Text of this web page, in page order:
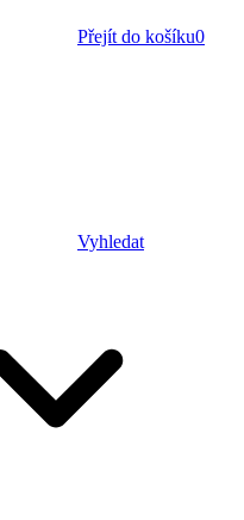
Přejít do košíku0
Vyhledat